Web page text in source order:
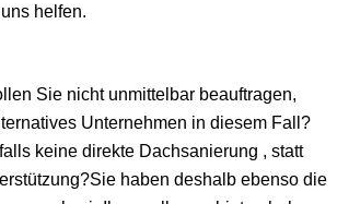
helfen.
Sie nicht unmittelbar beauftragen,
Unternehmen in diesem Fall?
keine direkte Dachsanierung , statt
haben deshalb ebenso die